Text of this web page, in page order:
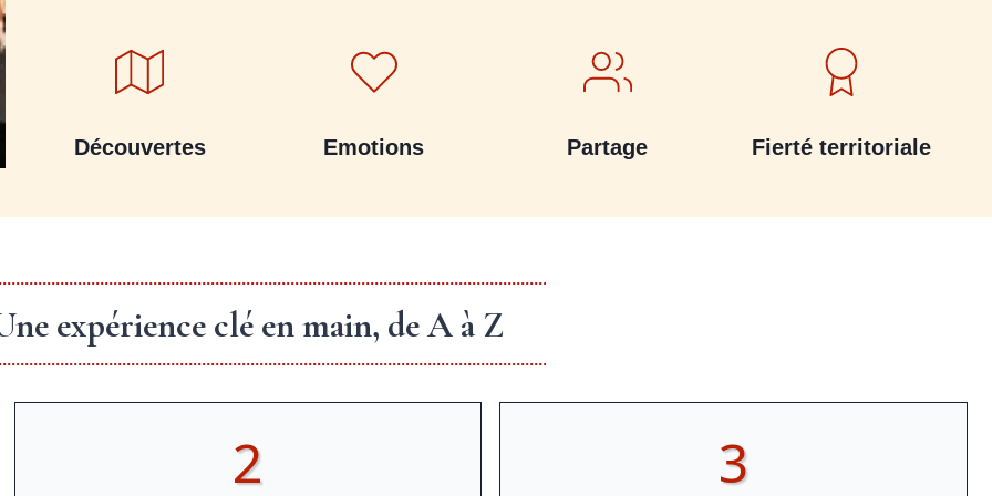
Découvertes Emotions Partage Fierté territoriale
expérience clé en main, de A à Z
2 3